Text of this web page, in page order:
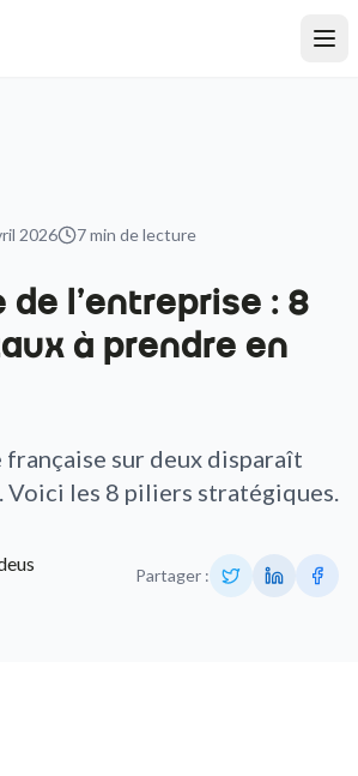
2026 7min de lecture
de l'entreprise : 8
à prendre en
sur deux disparaît
Voici les 8 piliers stratégiques.
Partager :